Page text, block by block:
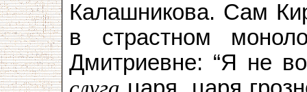
Калашникова. Сам
в страстном
Дмитриевне: “Я не